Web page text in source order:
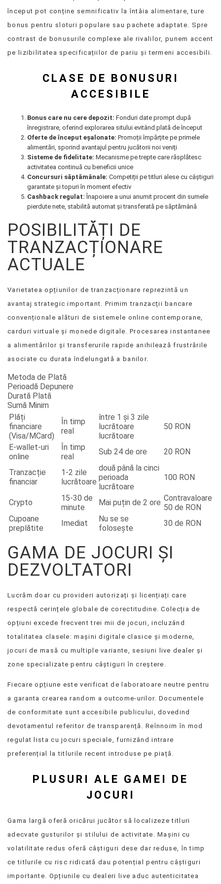
început pot conține semnificativ la întâia alimentare, ture
bonus pentru sloturi populare sau pachete adaptate. Spre
contrast de bonusurile complexe ale rivalilor, punem accent
pe lizibilitatea specificațiilor de pariu și termeni accesibili.
CLASE DE BONUSURI
ACCESIBILE
Bonus care nu cere depozit: Fonduri date prompt după
înregistrare, oferind explorarea sitului evitând plată de început
Oferte de început eșalonate: Promoții împărțite pe primele
alimentări, sporind avantajul pentru jucătorii noi veniți
Sisteme de fidelitate: Mecanisme pe trepte care răsplătesc
activitatea continuă cu beneficii unice
Concursuri săptămânale: Competiții pe titluri alese cu câștiguri
garantate și topuri în moment efectiv
Cashback regulat: Înapoiere a unui anumit procent din sumele
pierdute nete, stabilită automat și transferată pe săptămână
POSIBILITĂȚI DE
TRANZACȚIONARE
ACTUALE
Varietatea opțiunilor de tranzacționare reprezintă un
avantaj strategic important. Primim tranzacții bancare
convenționale alături de sistemele online contemporane,
carduri virtuale și monede digitale. Procesarea instantanee
a alimentărilor și transferurile rapide anihilează frustrările
asociate cu durata îndelungată a banilor.
Metoda de Plată
Perioadă Depunere
Durată Plată
Sumă Minim
Plăți
financiare
(Visa/MCard)
În timp
real
între 1 și 3 zile
lucrătoare
lucrătoare
50 RON
E-wallet-uri
online
În timp
real
Sub 24 de ore 20 RON
Tranzacție
financiar
1-2 zile
lucrătoare
două până la cinci
perioada
lucrătoare
100 RON
Crypto
15-30 de
minute
Mai puțin de 2 ore Contravaloare
50 de RON
Cupoane
preplătite
Imediat
Nu se se
folosește
30 de RON
GAMA DE JOCURI ȘI
DEZVOLTATORI
Lucrăm doar cu provideri autorizați și licențiați care
respectă cerințele globale de corectitudine. Colecția de
opțiuni excede frecvent trei mii de jocuri, incluzând
totalitatea clasele: mașini digitale clasice și moderne,
jocuri de masă cu multiple variante, sesiuni live dealer și
zone specializate pentru câștiguri în creștere.
Fiecare opțiune este verificat de laboratoare neutre pentru
a garanta crearea random a outcome-urilor. Documentele
de conformitate sunt accesibile publicului, dovedind
devotamentul referitor de transparență. Reînnoim în mod
regulat lista cu jocuri speciale, furnizând intrare
preferențial la titlurile recent introduse pe piață.
PLUSURI ALE GAMEI DE
JOCURI
Gama largă oferă oricărui jucător să localizeze titluri
adecvate gusturilor și stilului de activitate. Mașini cu
volatilitate redus oferă câștiguri dese dar reduse, în timp
ce titlurile cu risc ridicată dau potențial pentru câștiguri
importante. Opțiunile cu dealeri live aduc autenticitatea